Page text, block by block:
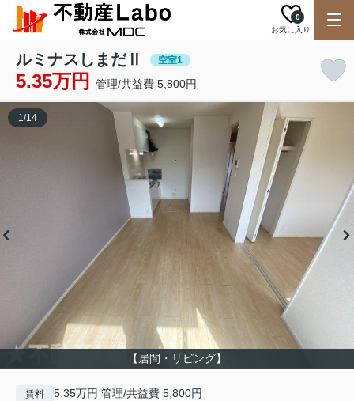
お気に入り
0
ルミナスしまだⅡ 空室1
5.35万円 管理/共益費 5,800円
【居間・リビング】
1/14
賃料 5.35万円 管理/共益費 5,800円